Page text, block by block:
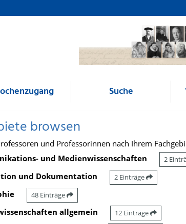
Suche
browsen
und Professorinnen nach Ihrem
und Medienwissenschaften
2
und Dokumentation 2 Einträge
48 Einträge
allgemein 12 Einträge